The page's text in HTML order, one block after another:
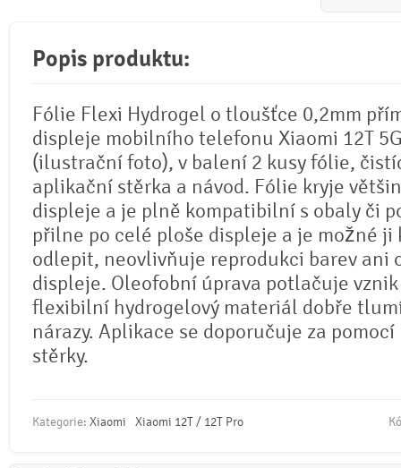
Popis produktu:
Fólie Flexi Hydrogel o tloušťce 0,2mm
displeje mobilního telefonu Xiaomi 12T
(ilustrační foto), v balení 2 kusy fólie,
aplikační stěrka a návod. Fólie kryje
displeje a je plně kompatibilní s obaly či
přilne po celé ploše displeje a je možné ji
odlepit, neovlivňuje reprodukci barev ani
displeje. Oleofobní úprava potlačuje
flexibilní hydrogelový materiál dobře
nárazy. Aplikace se doporučuje za
stěrky.
Kategorie: Xiaomi Xiaomi 12T / 12T Pro